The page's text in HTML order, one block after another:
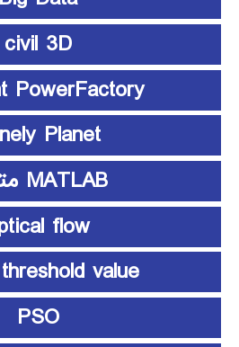
civil 3D
PowerFactory
Planet
MATLAB متلب
flow
value
PSO